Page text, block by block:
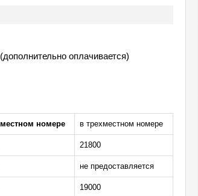
оплачивается)
номере в трехместном номере
21800
не предоставляется
19000